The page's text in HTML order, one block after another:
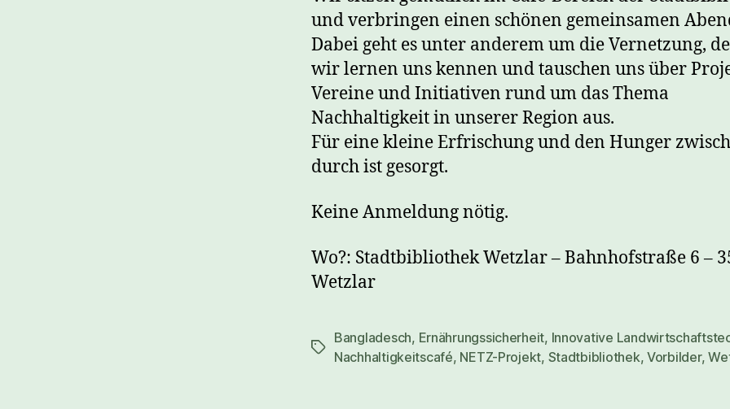
und verbringen einen schönen gemeinsamen
Dabei geht es unter anderem um die Vernetzung,
wir lernen uns kennen und tauschen uns über
Vereine und Initiativen rund um das Thema
Nachhaltigkeit in unserer Region aus.
Für eine kleine Erfrischung und den Hunger
durch ist gesorgt.
Keine Anmeldung nötig.
Wo?: Stadtbibliothek Wetzlar – Bahnhofstraße 6 –
Wetzlar
Schlagwörter
Bangladesch, Ernährungssicherheit, Innovative
Nachhaltigkeitscafé, NETZ-Projekt, Stadtbibliothek, Vorbilder,